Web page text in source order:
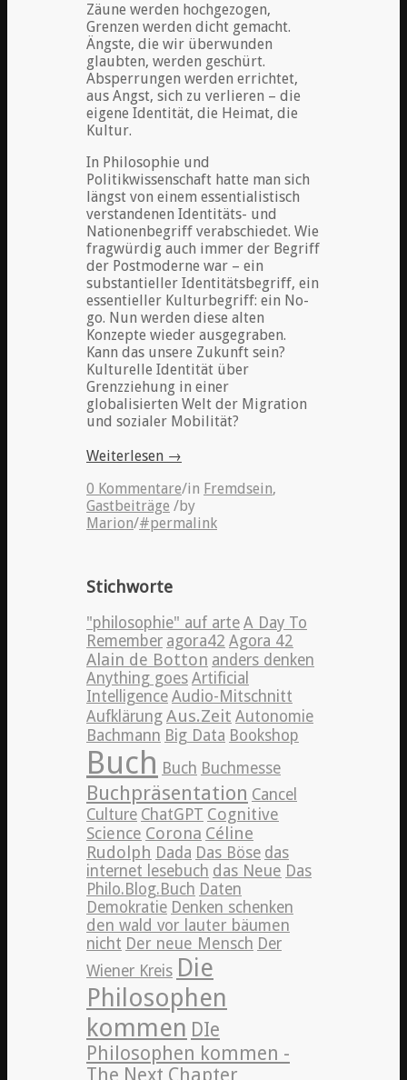
Zäune werden hochgezogen,
Grenzen werden dicht gemacht.
Ängste, die wir überwunden
glaubten, werden geschürt.
Absperrungen werden errichtet,
aus Angst, sich zu verlieren – die
eigene Identität, die Heimat, die
Kultur.
In Philosophie und
Politikwissenschaft hatte man sich
längst von einem essentialistisch
verstandenen Identitäts- und
Nationenbegriff verabschiedet. Wie
fragwürdig auch immer der Begriff
der Postmoderne war – ein
substantieller Identitätsbegriff, ein
essentieller Kulturbegriff: ein No-
go. Nun werden diese alten
Konzepte wieder ausgegraben.
Kann das unsere Zukunft sein?
Kulturelle Identität über
Grenzziehung in einer
globalisierten Welt der Migration
und sozialer Mobilität?
Weiterlesen →
0 Kommentare/in Fremdsein,
Gastbeiträge /by
Marion/#permalink
Stichworte
"philosophie" auf arte A Day To
Remember agora42 Agora 42
Alain de Botton anders denken
Anything goes Artificial
Intelligence Audio-Mitschnitt
Aufklärung Aus.Zeit Autonomie
Bachmann Big Data Bookshop
Buch Buch Buchmesse
Buchpräsentation Cancel
Culture ChatGPT Cognitive
Science Corona Céline
Rudolph Dada Das Böse das
internet lesebuch das Neue Das
Philo.Blog.Buch Daten
Demokratie Denken schenken
den wald vor lauter bäumen
nicht Der neue Mensch Der
Wiener Kreis Die
Philosophen
kommen DIe
Philosophen kommen -
The Next Chapter